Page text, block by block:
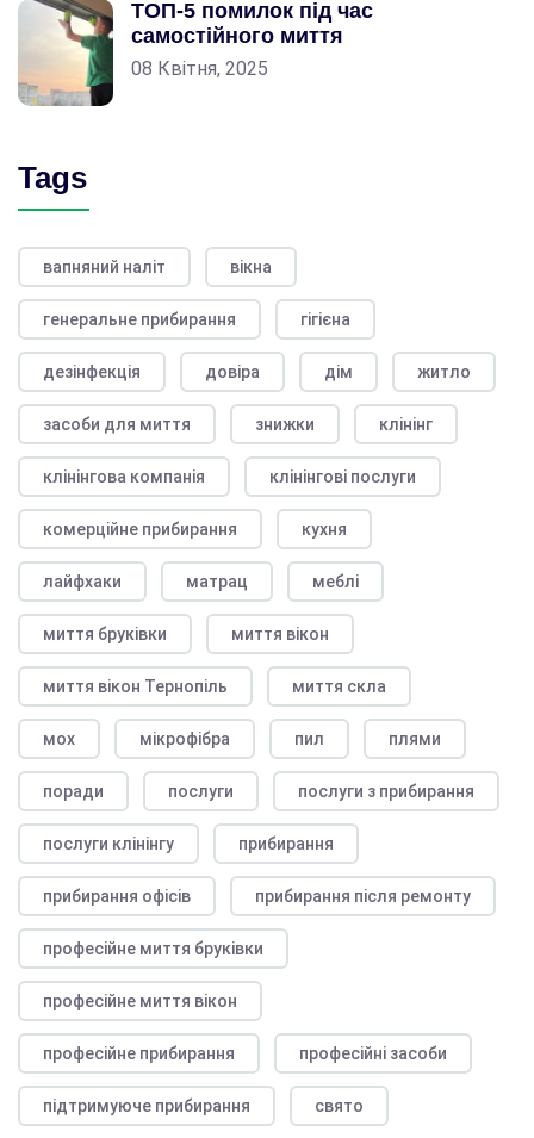
ТОП-5 помилок під час
самостійного миття
08 Квітня, 2025
Tags
вапняний наліт вікна
генеральне прибирання гігієна
дезінфекція довіра дім житло
засоби для миття знижки клінінг
клінінгова компанія клінінгові послуги
комерційне прибирання кухня
лайфхаки матрац меблі
миття бруківки миття вікон
миття вікон Тернопіль миття скла
мох мікрофібра пил плями
поради послуги послуги з прибирання
послуги клінінгу прибирання
прибирання офісів прибирання після ремонту
професійне миття бруківки
професійне миття вікон
професійне прибирання професійні засоби
підтримуюче прибирання свято